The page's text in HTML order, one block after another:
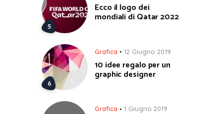
Ecco il logo dei
mondiali di Qatar 2022
Grafica 12 Giugno 2019
10 idee regalo per un
graphic designer
Grafica 1 Giugno 2019